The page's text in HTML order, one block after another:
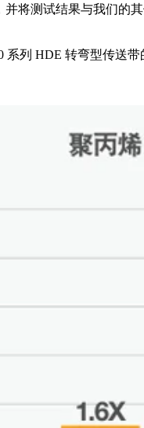
将测试结果与我们的
列 HDE 转弯型传送